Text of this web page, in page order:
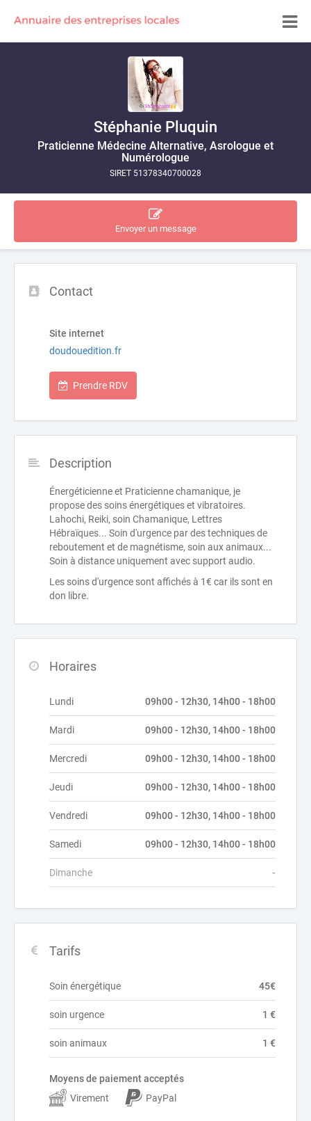
Stéphanie Pluquin
Praticienne Médecine Alternative, Asrologue et
Numérologue
SIRET 51378340700028
Envoyer un message
Contact
Site internet
doudouedition.fr
Prendre RDV
Description
Énergéticienne et Praticienne chamanique, je
propose des soins énergétiques et vibratoires.
Lahochi, Reiki, soin Chamanique, Lettres
Hébraïques... Soin d'urgence par des techniques de
reboutement et de magnétisme, soin aux animaux...
Soin à distance uniquement avec support audio.
Les soins d'urgence sont affichés à 1€ car ils sont en
don libre.
Horaires
Lundi 09h00 - 12h30, 14h00 - 18h00
Mardi 09h00 - 12h30, 14h00 - 18h00
Mercredi 09h00 - 12h30, 14h00 - 18h00
Jeudi 09h00 - 12h30, 14h00 - 18h00
Vendredi 09h00 - 12h30, 14h00 - 18h00
Samedi 09h00 - 12h30, 14h00 - 18h00
Dimanche -
Tarifs
Soin énergétique 45€
soin urgence 1 €
soin animaux 1 €
Moyens de paiement acceptés
Virement
PayPal